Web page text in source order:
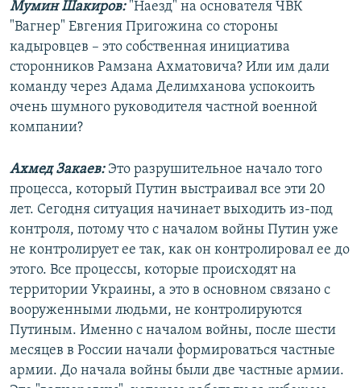
Мумин Шакиров:"Наезд" на основателя ЧВК
"Вагнер" Евгения Пригожина со стороны
кадыровцев – это собственная инициатива
сторонников Рамзана Ахматовича? Или им дали
команду через Адама Делимханова успокоить
очень шумного руководителя частной военной
компании?
Ахмед Закаев:Это разрушительное начало того
процесса, который Путин выстраивал все эти 20
лет. Сегодня ситуация начинает выходить из-под
контроля, потому что с началом войны Путин уже
не контролирует ее так, как он контролировал ее до
этого. Все процессы, которые происходят на
территории Украины, а это в основном связано с
вооруженными людьми, не контролируются
Путиным. Именно с началом войны, после шести
месяцев в России начали формироваться частные
армии. До начала войны были две частные армии.